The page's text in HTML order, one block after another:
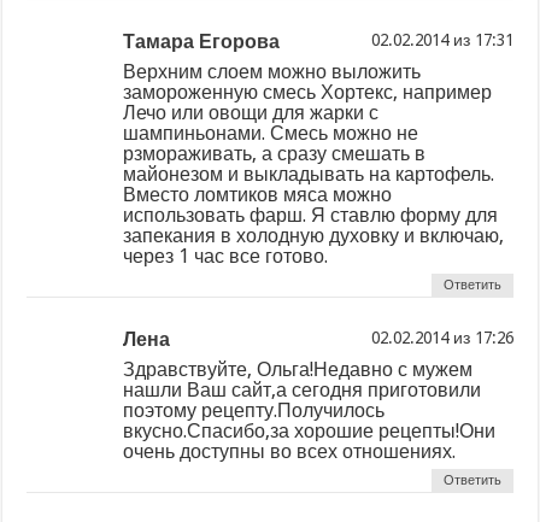
Тамара Егорова из
Верхним слоем можно выложить
замороженную смесь Хортекс, например
Лечо или овощи для жарки с
шампиньонами. Смесь можно не
рзмораживать, а сразу смешать в
майонезом и выкладывать на картофель.
Вместо ломтиков мяса можно
использовать фарш. Я ставлю форму для
запекания в холодную духовку и включаю,
через 1 час все готово.
Ответить
Лена из
Здравствуйте, Ольга!Недавно с мужем
нашли Ваш сайт,а сегодня приготовили
поэтому рецепту.Получилось
вкусно.Спасибо,за хорошие рецепты!Они
очень доступны во всех отношениях.
Ответить